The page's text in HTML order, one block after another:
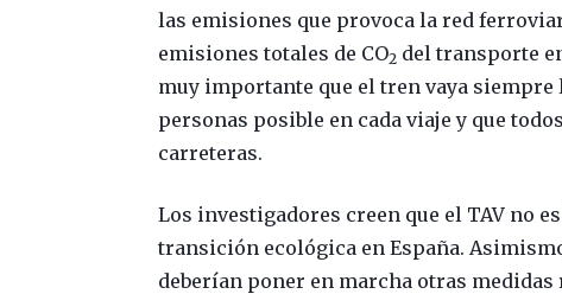
las emisiones que provoca la red
emisiones totales de CO2 del transporte
muy importante que el tren vaya
personas posible en cada viaje y que
carreteras.
Los investigadores creen que el TAV no
transición ecológica en España.
deberían poner en marcha otras